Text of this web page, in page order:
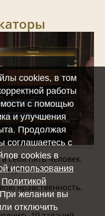
себя пять человек.
за бой.
нравственность.
cookies, в том
работы
с помощью
и улучшения
Продолжая
соглашаетесь с
cookies в
использования
Политикой
желании вы
отключить